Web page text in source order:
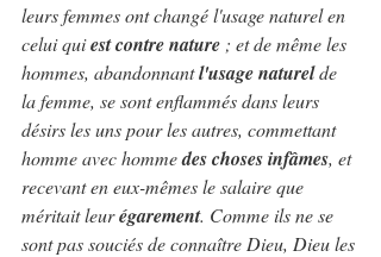
leurs femmes ont changé l'usage naturel en
celui qui est contre nature ; et de même les
hommes, abandonnant l'usage naturel de
la femme, se sont enflammés dans leurs
désirs les uns pour les autres, commettant
homme avec homme des choses infâmes, et
recevant en eux-mêmes le salaire que
méritait leur égarement. Comme ils ne se
sont pas souciés de connaître Dieu, Dieu les